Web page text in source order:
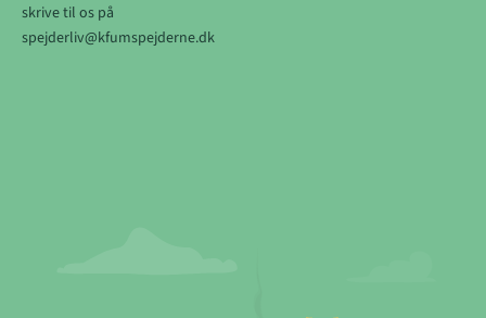
skrive til os på
spejderliv@kfumspejderne.dk